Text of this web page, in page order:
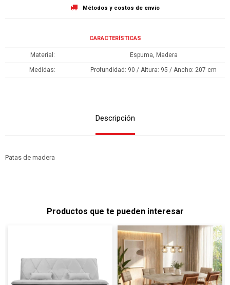
Métodos y costos de envío
CARACTERÍSTICAS
Material Espuma, Madera
Medidas Profundidad: 90 / Altura: 95 / Ancho: 207 cm
Descripción
Patas de madera
Productos que te pueden interesar